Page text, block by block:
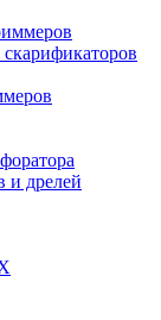
и дрелей